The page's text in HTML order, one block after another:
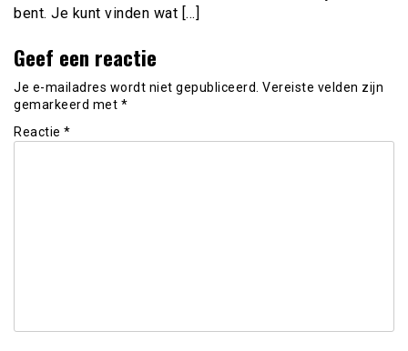
bent. Je kunt vinden wat […]
Geef een reactie
Je e-mailadres wordt niet gepubliceerd. Vereiste velden zijn
gemarkeerd met *
Reactie *